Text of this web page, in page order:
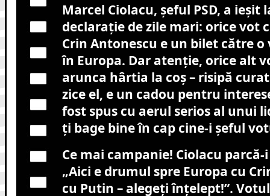
Marcel Ciolacu, șeful PSD, a ieșit
declarație de zile mari: orice vot
Crin Antonescu e un bilet către
în Europa. Dar atenție, orice alt
arunca hârtia la coș – risipă
zice el, e un cadou pentru
fost spus cu aerul serios al unui
ți bage bine în cap cine-i șeful
Ce mai campanie! Ciolacu
„Aici e drumul spre Europa cu
cu Putin – alegeți înțelept!”.